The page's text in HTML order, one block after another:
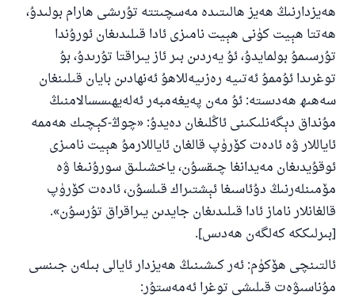
ھەيزدارنىڭ ھەيز ھالىتىدە مەسچىتتە تۇرىشى ھارام بولىدۇ،
ھەتتا ھېيت كۈنى ھېيت نامىزى ئادا قىلىدىغان ئورۇندا
تۇرسىمۇ بولمايدۇ، ئۇ يەردىن بىر ئاز يىراقتا تۇرىدۇ، بۇ
توغرىدا ئۇممۇ ئەتىيە رەزىيەللاھۇ ئەنھادىن بايان قىلىنغان
سەھىھ ھەدىستە: ئۇ مەن پەيغەمبەر ئەلەيھىسسالامنىڭ
مۇنداق دېگەنلىكىنى ئاڭلىغان دەيدۇ: «چوڭ-كېچىك ھەممە
ئاياللار ۋە ئادەت كۆرۈپ قالغان ئاياللارمۇ ھېيت نامىزى
ئوقۇيدىغان مەيدانغا چىقسۇن، ياخشىلىق سورۇنىغا ۋە
مۆمىنلەرنىڭ دۇئاسىغا ئېشتىراك قىلسۇن، ئادەت كۆرۈپ
قالغانلار ناماز ئادا قىلىدىغان جايدىن يىراقراق تۇرسۇن».
[بىرلىككە كەلگەن ھەدىس].
ئالتىنچى ھۆكۈم: ئەر كىشىنىڭ ھەيزدار ئايالى بىلەن جىنسى
مۇناسىۋەت قىلىشى توغرا ئەمەستۇر: